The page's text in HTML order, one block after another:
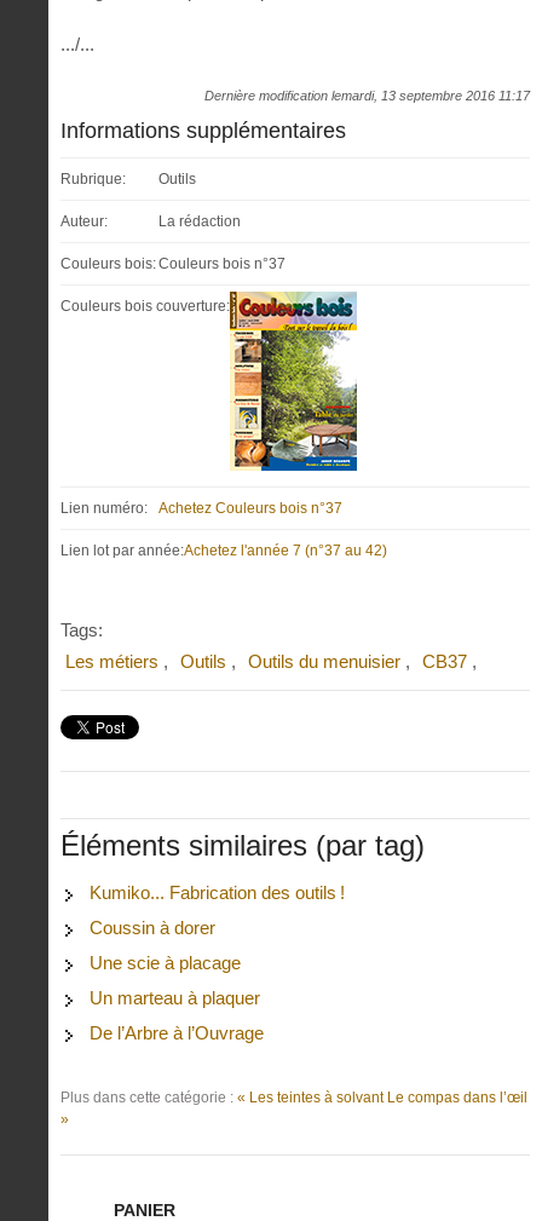
.../...
Dernière modification lemardi, 13 septembre 2016 11:17
Informations supplémentaires
Rubrique: Outils
Auteur: La rédaction
Couleurs bois:Couleurs bois n°37
Couleurs bois couverture:
Lien numéro: Achetez Couleurs bois n°37
Lien lot par année:Achetez l'année 7 (n°37 au 42)
Tags:
Les métiers
Outils Outils du menuisier CB37
Éléments similaires (par tag)
Kumiko... Fabrication des outils !
Coussin à dorer
Une scie à placage
Un marteau à plaquer
De l’Arbre à l’Ouvrage
Plus dans cette catégorie : « Les teintes à solvant Le compas dans l’œil
»
PANIER